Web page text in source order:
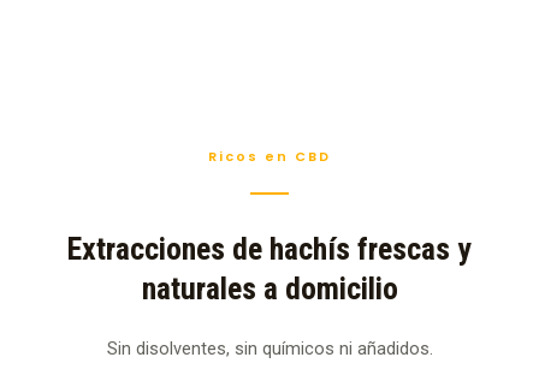
Ricos en CBD
Extracciones de hachís frescas y
naturales a domicilio
Sin disolventes, sin químicos ni añadidos.